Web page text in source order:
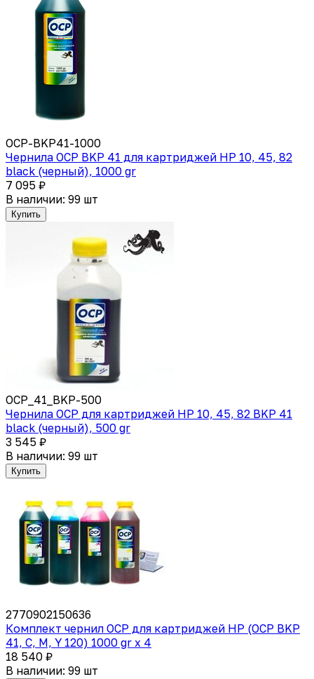
OCP-BKP41-1000
Чернила OCP BKP 41 для картриджей HP 10, 45, 82
black (черный), 1000 gr
7 095 ₽
В наличии: 99 шт
Купить
OCP_41_BKP-500
Чернила OCP для картриджей HP 10, 45, 82 BKP 41
black (черный), 500 gr
3 545 ₽
В наличии: 99 шт
Купить
2770902150636
Комплект чернил OCP для картриджей HP (OCP BKP
41, C, M, Y 120) 1000 gr x 4
18 540 ₽
В наличии: 99 шт